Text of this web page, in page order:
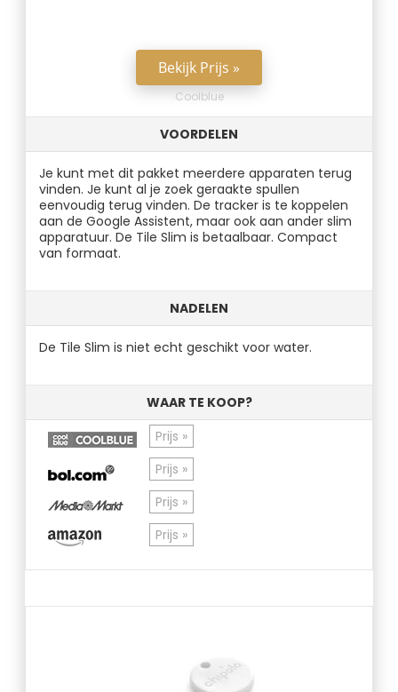
Bekijk Prijs »
Coolblue
VOORDELEN
Je kunt met dit pakket meerdere apparaten terug
vinden. Je kunt al je zoek geraakte spullen
eenvoudig terug vinden. De tracker is te koppelen
aan de Google Assistent, maar ook aan ander slim
apparatuur. De Tile Slim is betaalbaar. Compact
van formaat.
NADELEN
De Tile Slim is niet echt geschikt voor water.
WAAR TE KOOP?
Prijs »
Prijs »
Prijs »
Prijs »